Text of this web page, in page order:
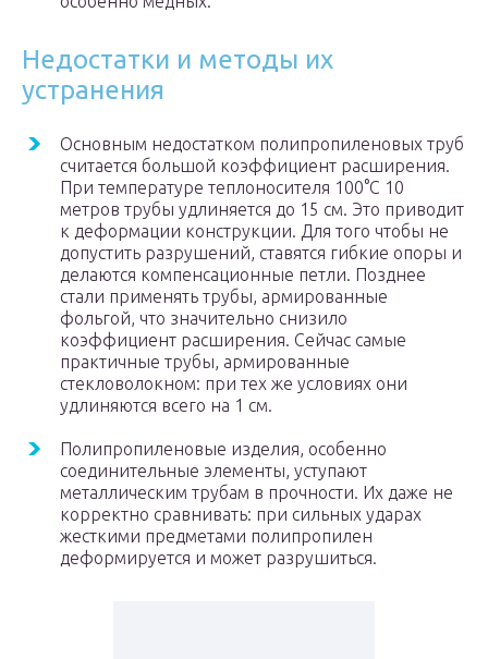
Недостатки и методы их
устранения
Основным недостатком полипропиленовых труб
считается большой коэффициент расширения.
При температуре теплоносителя 100°C 10
метров трубы удлиняется до 15 см. Это приводит
к деформации конструкции. Для того чтобы не
допустить разрушений, ставятся гибкие опоры и
делаются компенсационные петли. Позднее
стали применять трубы, армированные
фольгой, что значительно снизило
коэффициент расширения. Сейчас самые
практичные трубы, армированные
стекловолокном: при тех же условиях они
удлиняются всего на 1 см.
Полипропиленовые изделия, особенно
соединительные элементы, уступают
металлическим трубам в прочности. Их даже не
корректно сравнивать: при сильных ударах
жесткими предметами полипропилен
деформируется и может разрушиться.